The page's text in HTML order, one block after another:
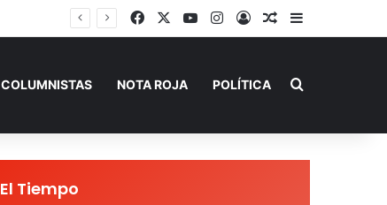
FacebookYouTubeInstagram
AccesoPublicación al
Barra lateral
COLUMNISTAS NOTA ROJA POLÍTICA Buscar por
El Tiempo